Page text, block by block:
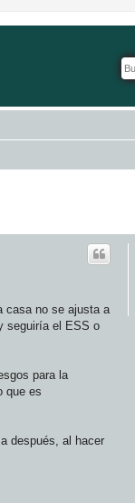
casa no se ajusta a
seguiría el ESS o
para la
que es
después, al hacer